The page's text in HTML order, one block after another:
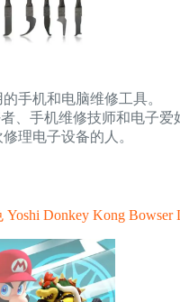
手机和电脑维修工具。
、手机维修技师和电子爱
理电子设备的人。
Donkey Kong Bowser